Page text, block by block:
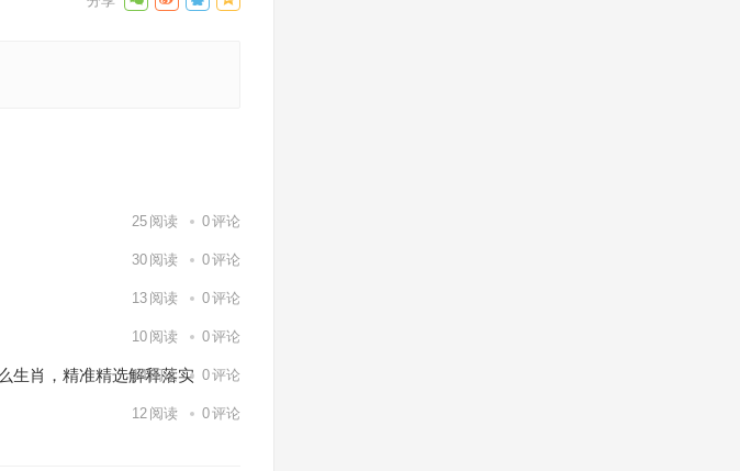
25 阅读 0评论
30 阅读 0评论
13 阅读 0评论
10 阅读 0评论
生肖，精准精选解释落实
14阅读 0评论
12 阅读 0评论